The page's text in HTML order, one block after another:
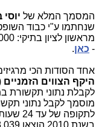
המסמך המלא של
שנחתמו ע"י כבוד
- כאן.
אחד הסודות הכי
היקף הצווים הזמניים
לקבלת נתוני תקשורת
מוסמך לקבל נתוני